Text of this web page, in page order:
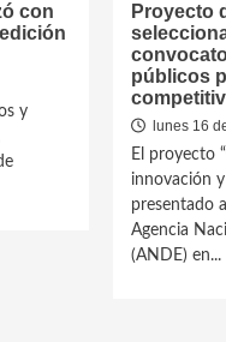
con
y
Proyecto
públicos
lunes 16
El proyecto
innovación
presentado
Agencia
(ANDE) en...